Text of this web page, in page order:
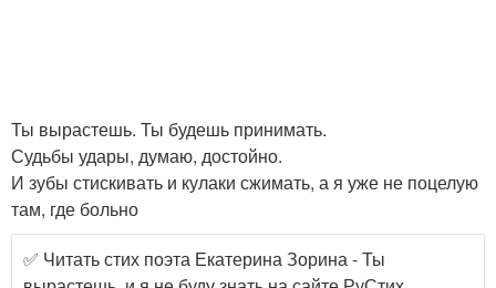
Ты вырастешь. Ты будешь принимать.
Судьбы удары, думаю, достойно.
И зубы стискивать и кулаки сжимать, а я уже не поцелую
там, где больно
✅ Читать стих поэта Екатерина Зорина - Ты